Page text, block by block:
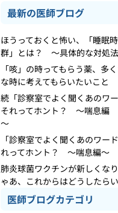
最新の医師ブログ
ほうっておくと怖い、「睡眠
群」とは？ ～具体的な対処
「咳」の時ってもらう薬、多
な時に考えてもらいたいこと
続「診察室でよく聞くあのワ
それってホント？ ～喘息編
～
「診察室でよく聞くあのワー
れってホント？ ～喘息編～
肺炎球菌ワクチンが新しくな
ゃあ、これからはどうしたら
医師ブログカテゴリ